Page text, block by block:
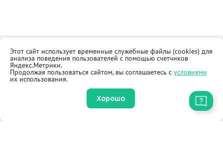
Контакты
Как купить
Общественная приёмная
Реквизиты
Оферта
Правила продажи товаров
Этот сайт использует временные служебные файлы (cookies) для
анализа поведения пользователей с помощью счетчиков
Яндекс.Метрики.
Продолжая пользоваться сайтом, вы соглашаетесь с условиями
их использования.
Хорошо